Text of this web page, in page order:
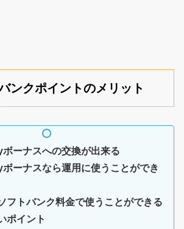
ンクポイントのメリット
ボーナスへの交換が出来る
ボーナスなら運用に使うことができ
フトバンク料金で使うことができる
ポイント